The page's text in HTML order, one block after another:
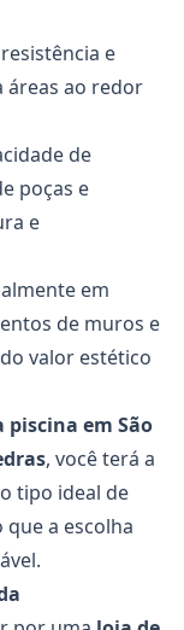
e
áreas ao redor
de
poças e
e
em
de muros e
valor estético
piscina em São
, você terá a
tipo ideal de
a escolha